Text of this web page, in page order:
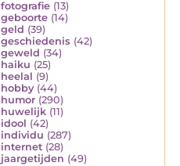
fotografie (13)
geboorte (14)
geld (39)
geschiedenis (42)
geweld (34)
haiku (25)
heelal (9)
hobby (44)
humor (290)
huwelijk (11)
idool (42)
individu (287)
internet (28)
jaargetijden (49)